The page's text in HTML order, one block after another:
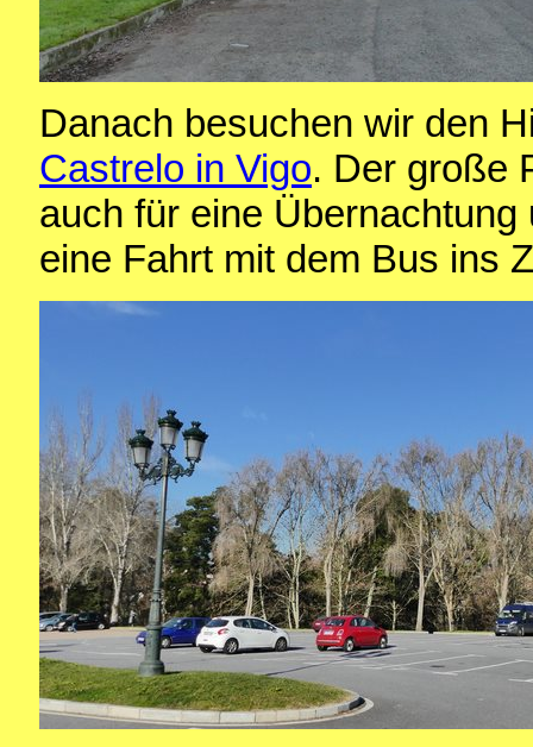
Danach besuchen wir den
Castrelo in Vigo. Der große
auch für eine
eine Fahrt mit dem Bus ins